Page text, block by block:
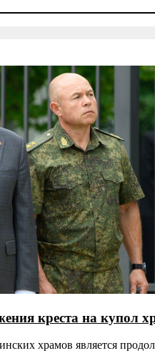
креста на купол
храмов является